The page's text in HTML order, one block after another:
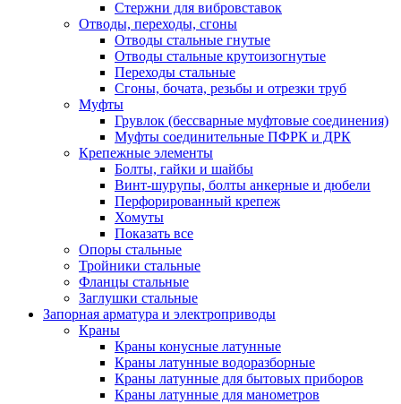
Стержни для вибровставок
Отводы, переходы, сгоны
Отводы стальные гнутые
Отводы стальные крутоизогнутые
Переходы стальные
Сгоны, бочата, резьбы и отрезки труб
Муфты
Грувлок (бессварные муфтовые соединения)
Муфты соединительные ПФРК и ДРК
Крепежные элементы
Болты, гайки и шайбы
Винт-шурупы, болты анкерные и дюбели
Перфорированный крепеж
Хомуты
Показать все
Опоры стальные
Тройники стальные
Фланцы стальные
Заглушки стальные
Запорная арматура и электроприводы
Краны
Краны конусные латунные
Краны латунные водоразборные
Краны латунные для бытовых приборов
Краны латунные для манометров